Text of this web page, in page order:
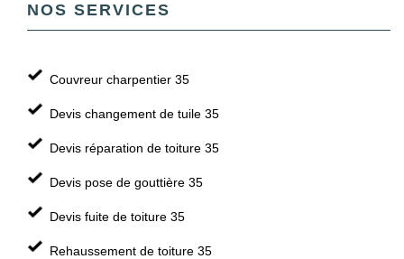
NOS SERVICES
Couvreur charpentier 35
Devis changement de tuile 35
Devis réparation de toiture 35
Devis pose de gouttière 35
Devis fuite de toiture 35
Rehaussement de toiture 35